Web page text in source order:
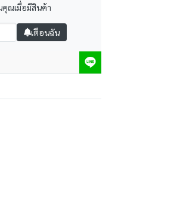
คุณเมื่อมีสินค้า
เตือนฉัน